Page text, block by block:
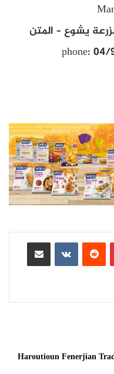
يشوع – المتن
phone:
بينتيريست
مشاركة عبر البريد
Haroutioun Fenerjian